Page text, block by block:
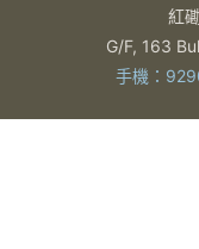
紅
G/F, 163
手機：